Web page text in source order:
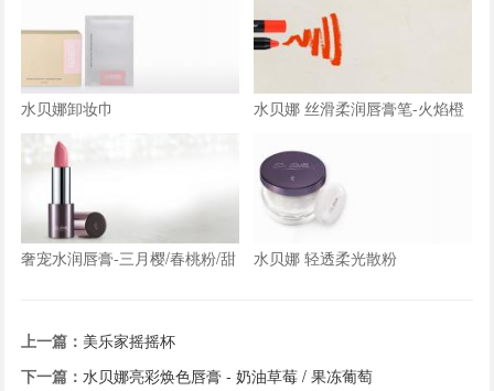
和银杏黄/亮油和哑油
水贝娜卸妆巾
水贝娜 丝滑柔润唇膏笔-火焰橙
奢宠水润唇膏-三月樱/春桃粉/甜
水贝娜 轻透柔光散粉
上一篇： 美乐家摇摇杯
下一篇：水贝娜亮彩焕色唇膏 - 奶油草莓 / 果冻葡萄